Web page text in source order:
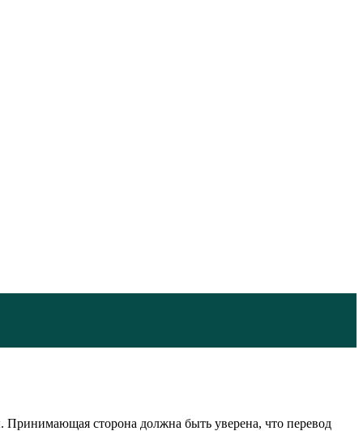
Принимающая сторона должна быть уверена, что перевод